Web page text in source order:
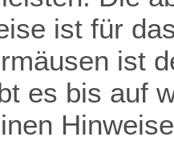
ist für
ist
es bis auf